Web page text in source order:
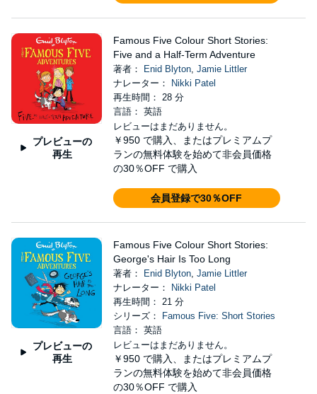
プレビューの
再生
Famous Five Colour Short Stories:
Five and a Half-Term Adventure
著者： Enid Blyton, Jamie Littler
ナレーター：
Nikki Patel
再生時間： 28 分
言語： 英語
レビューはまだありません。
￥950 で購入、またはプレミアムプ
ランの無料体験を始めて非会員価格
の30％OFF で購入
会員登録で30％OFF
プレビューの
再生
Famous Five Colour Short Stories:
George's Hair Is Too Long
著者： Enid Blyton, Jamie Littler
ナレーター：
Nikki Patel
再生時間： 21 分
シリーズ：
Famous Five: Short Stories
言語： 英語
レビューはまだありません。
￥950 で購入、またはプレミアムプ
ランの無料体験を始めて非会員価格
の30％OFF で購入